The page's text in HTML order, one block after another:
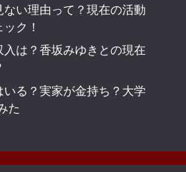
い理由って？現在の活動
ク！
は？香坂みゆきとの現在
る？実家が金持ち？大学
た